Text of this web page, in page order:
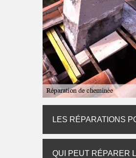
LES RÉPARATIONS
QUI PEUT RÉPARER